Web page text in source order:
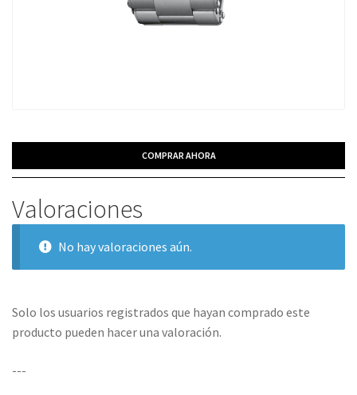
COMPRAR AHORA
Valoraciones
No hay valoraciones aún.
Solo los usuarios registrados que hayan comprado este
producto pueden hacer una valoración.
---